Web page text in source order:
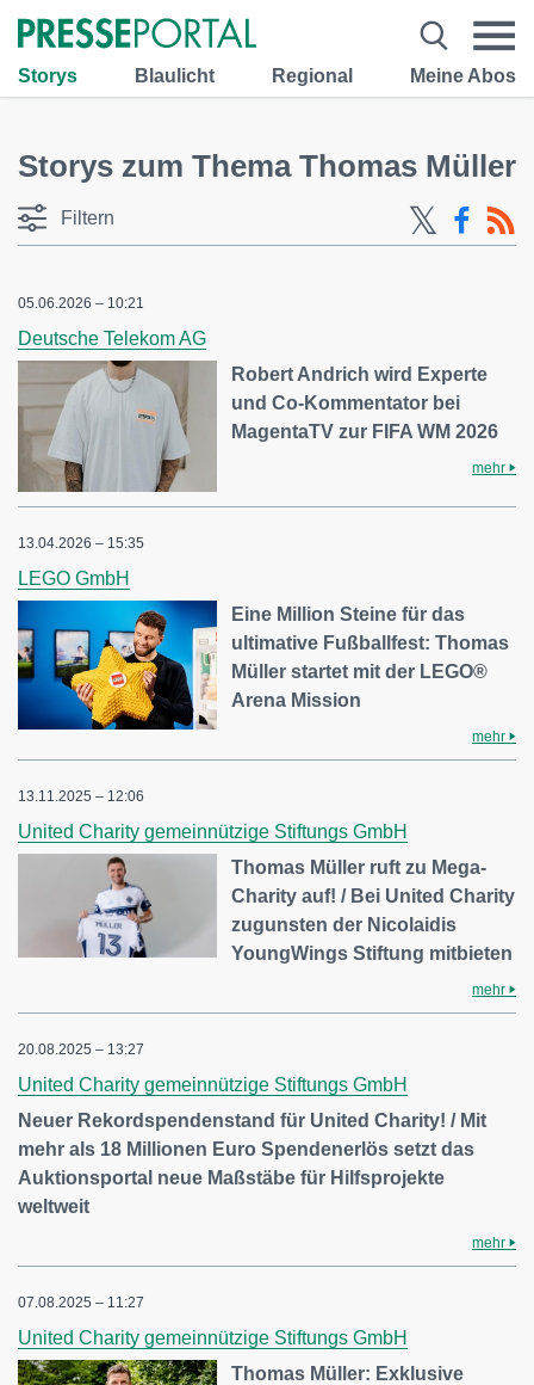
Storys Blaulicht Regional Meine Abos
Storys zum Thema Thomas Müller
Filtern
05.06.2026 – 10:21
Deutsche Telekom AG
Robert Andrich wird Experte
und Co-Kommentator bei
MagentaTV zur FIFA WM 2026
mehr
13.04.2026 – 15:35
LEGO GmbH
Eine Million Steine für das
ultimative Fußballfest: Thomas
Müller startet mit der LEGO®
Arena Mission
mehr
13.11.2025 – 12:06
United Charity gemeinnützige Stiftungs GmbH
Thomas Müller ruft zu Mega-
Charity auf! / Bei United Charity
zugunsten der Nicolaidis
YoungWings Stiftung mitbieten
mehr
20.08.2025 – 13:27
United Charity gemeinnützige Stiftungs GmbH
Neuer Rekordspendenstand für United Charity! / Mit
mehr als 18 Millionen Euro Spendenerlös setzt das
Auktionsportal neue Maßstäbe für Hilfsprojekte
weltweit
mehr
07.08.2025 – 11:27
United Charity gemeinnützige Stiftungs GmbH
Thomas Müller: Exklusive